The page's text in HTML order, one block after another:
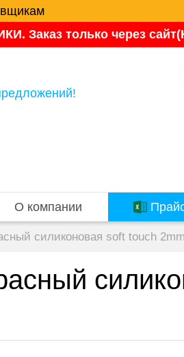
только через
О компании
силиконовая soft touch